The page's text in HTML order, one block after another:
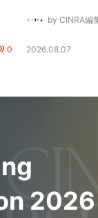
0
by CINRA編
2026.08.07
2026